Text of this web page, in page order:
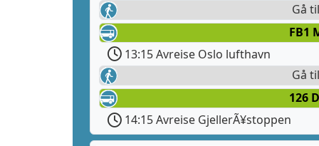
Gå
FB1
13:15 Avreise Oslo lufthavn
Gå
126
14:15 Avreise GjellerÃ¥stoppen